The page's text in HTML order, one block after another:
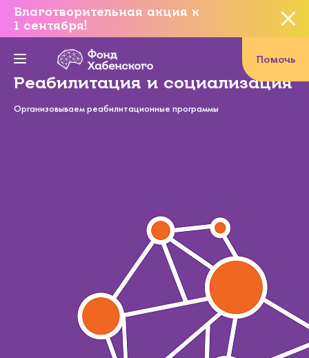
Благотворительная акция к
1 сентября!
Помочь
Реабилитация и социализация
Организовываем реабилитационные программы
Вы уверены, что хотите
завершить данное событие?